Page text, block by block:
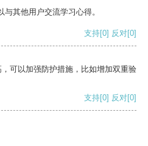
其他用户交流学习心得。
支持[0] 反对[0]
可以加强防护措施，比如增加双重验
支持[0] 反对[0]